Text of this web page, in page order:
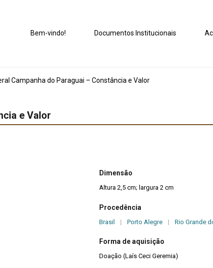
Bem-vindo! Documentos Institucionais
Campanha do Paraguai – Constância e Valor
e Valor
Dimensão
Altura 2,5 cm; largura 2 cm
Procedência
Brasil | Porto Alegre | Rio Grande
Forma de aquisição
Doação (Laís Ceci Geremia)